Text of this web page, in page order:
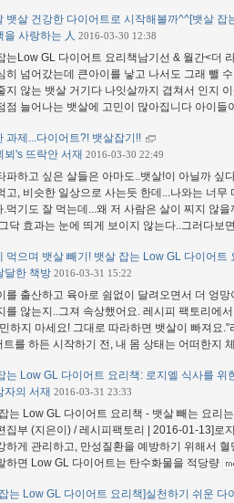
뱃살 건강한 다이어트로 시작해볼까^^[뱃살 잡
을 사랑하는 人 2016-03-30 12:38
는Low GL 다이어트 요리책남기선 & 월간<더
히 넘어갔는데 큰아이를 낳고 나서도 그래 뺄
지 않는 뱃살 거기다 나잇살까지 겹쳐서 인지
점 늘어나는 뱃살에 고민이 많아집니다 아이들
과제...다이어트?! 뱃살잡기!!
뵈's 뜨락안 서재 2016-03-30 22:49
파하고 싶은 살들은 아마도..뱃살!이 아닐까 싶
고, 비슷한 일상으로 사는듯 한데...나와는 너
.먹기도 잘 먹는데...왜 저 사람은 살이 찌지 않
닥 효과는 눈에 띄게 보이지 않는다..그러다보
먹으며 뱃살 빼기! 뱃살 잡는 Low GL 다이어트
달한 책방 2016-03-31 15:22
를 출산하고 육아로 쉼없이 달려오면서 더 엉
를 않는지..그져 속상했어요. 레시피 팩토리에
하지 마세요! 그대로 따라하면 뱃살이 빠져요
트를 하든 시작하기 전, 내 몸 상태는 어떠한지
는 Low GL 다이어트 요리책: 로지엘 식사를 위
자의 서재 2016-03-31 23:33
는 Low GL 다이어트 요리책 - 뱃살 빼는 요리
집부 (지은이) / 레시피팩토리 | 2016-01-13]로
하게 관리하고, 만성질환을 예방하기 위해서
하면 Low GL 다이어트는 탄수화물을 적당량
는 Low GL 다이어트 요리책]실천하기 쉬운 다